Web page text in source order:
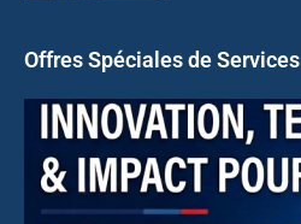
Offres Spéciales de Services